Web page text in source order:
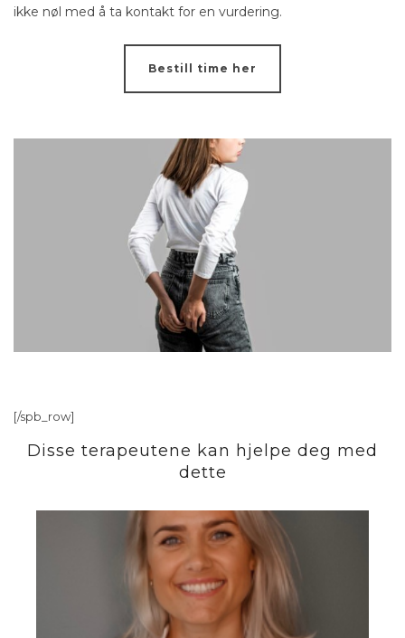
ikke nøl med å ta kontakt for en vurdering.
Bestill time her
[/spb_row]
Disse terapeutene kan hjelpe deg med
dette